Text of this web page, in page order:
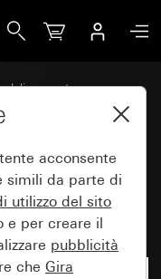
e coperture
campo
acconsente
simili da parte di
utilizzo del sito
e per creare il
pubblicità
che Gira